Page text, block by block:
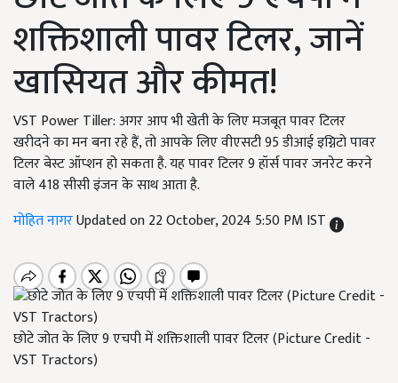
शक्तिशाली पावर टिलर, जानें
खासियत और कीमत!
VST Power Tiller: अगर आप भी खेती के लिए मजबूत पावर टिलर
खरीदने का मन बना रहे हैं, तो आपके लिए वीएसटी 95 डीआई इग्निटो पावर
टिलर बेस्ट ऑप्शन हो सकता है. यह पावर टिलर 9 हॉर्स पावर जनरेट करने
वाले 418 सीसी इंजन के साथ आता है.
मोहित नागरUpdated on 22 October, 2024 5:50 PM IST
छोटे जोत के लिए 9 एचपी में शक्तिशाली पावर टिलर (Picture Credit -
VST Tractors)